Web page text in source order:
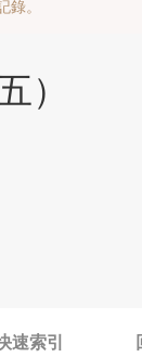
。
）
速索引